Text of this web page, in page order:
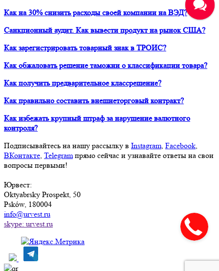
Как на 30% снизить расходы своей компании на ВЭД?
Санкционный аудит. Как вывести продукт на рынок США?
Как зарегистрировать товарный знак в ТРОИС?
Как обжаловать решение таможни о классификации товара?
Как получить предварительное классрешение?
Как правильно составить внешнеторговый контракт?
Как избежать крупный штраф за нарушение валютного
контроля?
Подписывайтесь на нашу рассылку в Instagram, Facebook,
ВКонтакте, Telegramпрямо сейчас и узнавайте ответы на свои
вопросы первыми!
Юрвест:
Oktyabrsky Prospekt, 50
Psków, 180004
info@urvest.ru
skype: urvest.ru